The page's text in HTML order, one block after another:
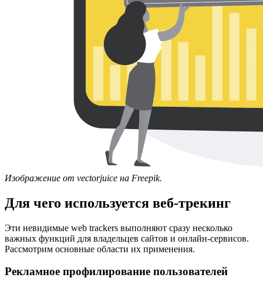
Изображение от vectorjuice на Freepik.
Для чего используется веб-трекинг
Эти невидимые web trackers выполняют сразу несколько
важных функций для владельцев сайтов и онлайн-сервисов.
Рассмотрим основные области их применения.
Рекламное профилирование пользователей